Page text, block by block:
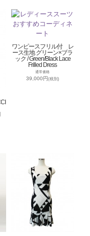
ワンピースフリル付 レ
ース生地 グリーン×ブラ
ック / Green/Black Lace
Frilled Dress
通常価格
39,000円(税別)